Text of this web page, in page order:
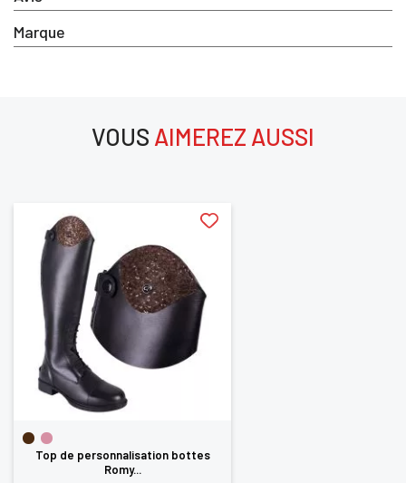
Marque
VOUS AIMEREZ AUSSI
Top de personnalisation bottes
Romy...